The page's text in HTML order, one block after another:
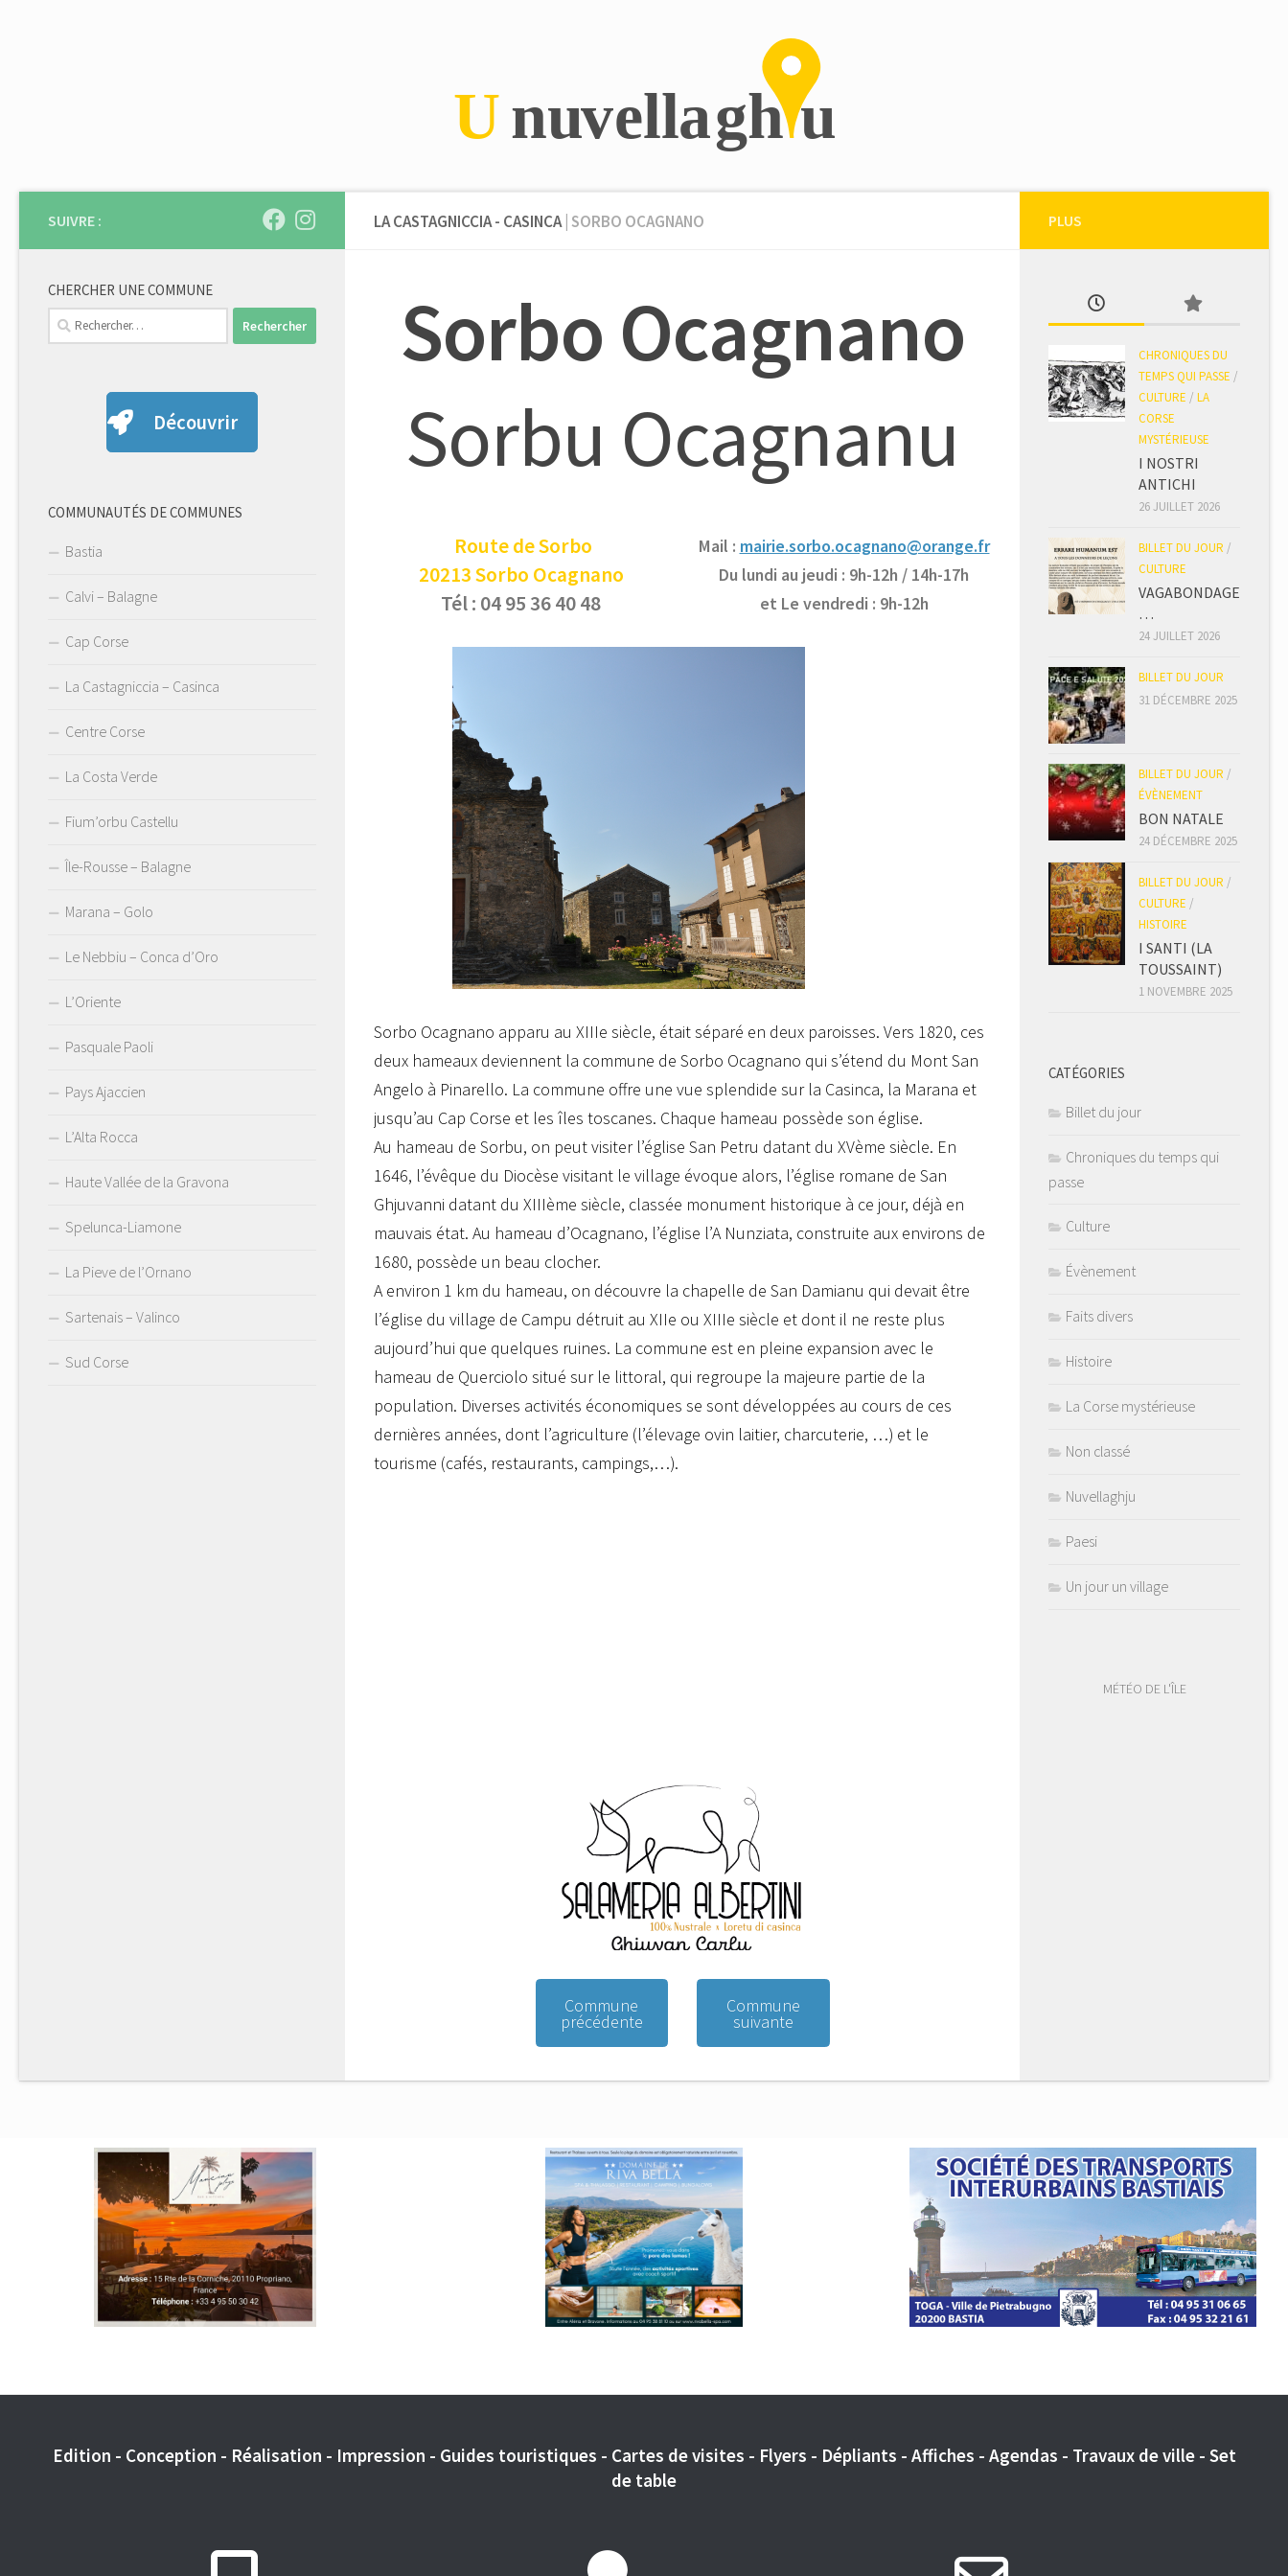
LA CASTAGNICCIA - CASINCA | SORBO OCAGNANO
Sorbo Ocagnano
Sorbu Ocagnanu
Route de Sorbo
20213 Sorbo Ocagnano
Tél : 04 95 36 40 48
Mail : mairie.sorbo.ocagnano@orange.fr
Du lundi au jeudi : 9h-12h / 14h-17h
et Le vendredi : 9h-12h
Sorbo Ocagnano apparu au XIIIe siècle, était séparé en deux paroisses. Vers 1820, ces
deux hameaux deviennent la commune de Sorbo Ocagnano qui s’étend du Mont San
Angelo à Pinarello. La commune offre une vue splendide sur la Casinca, la Marana et
jusqu’au Cap Corse et les îles toscanes. Chaque hameau possède son église.
Au hameau de Sorbu, on peut visiter l’église San Petru datant du XVème siècle. En
1646, l’évêque du Diocèse visitant le village évoque alors, l’église romane de San
Ghjuvanni datant du XIIIème siècle, classée monument historique à ce jour, déjà en
mauvais état. Au hameau d’Ocagnano, l’église l’A Nunziata, construite aux environs de
1680, possède un beau clocher.
A environ 1 km du hameau, on découvre la chapelle de San Damianu qui devait être
l’église du village de Campu détruit au XIIe ou XIIIe siècle et dont il ne reste plus
aujourd’hui que quelques ruines. La commune est en pleine expansion avec le
hameau de Querciolo situé sur le littoral, qui regroupe la majeure partie de la
population. Diverses activités économiques se sont développées au cours de ces
dernières années, dont l’agriculture (l’élevage ovin laitier, charcuterie, …) et le
tourisme (cafés, restaurants, campings,…).
Commune
précédente
Commune
suivante
SUIVRE :
CHERCHER UNE COMMUNE
Rechercher :
Découvrir
COMMUNAUTÉS DE COMMUNES
Bastia
Calvi – Balagne
Cap Corse
La Castagniccia – Casinca
Centre Corse
La Costa Verde
Fium’orbu Castellu
Île-Rousse – Balagne
Marana – Golo
Le Nebbiu – Conca d’Oro
L’Oriente
Pasquale Paoli
Pays Ajaccien
L’Alta Rocca
Haute Vallée de la Gravona
Spelunca-Liamone
La Pieve de l’Ornano
Sartenais – Valinco
Sud Corse
PLUS
CHRONIQUES DU
TEMPS QUI PASSE /
CULTURE / LA
CORSE
MYSTÉRIEUSE
I NOSTRI
ANTICHI
26 JUILLET 2026
BILLET DU JOUR /
CULTURE
VAGABONDAGE
…
24 JUILLET 2026
BILLET DU JOUR
31 DÉCEMBRE 2025
BILLET DU JOUR /
ÉVÈNEMENT
BON NATALE
24 DÉCEMBRE 2025
BILLET DU JOUR /
CULTURE /
HISTOIRE
I SANTI (LA
TOUSSAINT)
1 NOVEMBRE 2025
CATÉGORIES
Billet du jour
Chroniques du temps qui
passe
Culture
Évènement
Faits divers
Histoire
La Corse mystérieuse
Non classé
Nuvellaghju
Paesi
Un jour un village
MÉTÉO DE L'ÎLE
Edition - Conception - Réalisation - Impression - Guides touristiques - Cartes de visites - Flyers - Dépliants - Affiches - Agendas - Travaux de ville - Set
de table